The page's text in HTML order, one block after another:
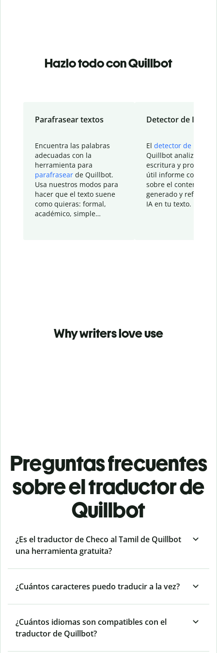
Hazlo todo con Quillbot
Parafrasear textos
Encuentra las palabras
adecuadas con la
herramienta para
parafrasear de Quillbot.
Usa nuestros modos para
hacer que el texto suene
como quieras: formal,
académico, simple…
Detector de IA
El detector de IA
Quillbot analiza tu
escritura y
útil informe con
sobre el contenido
generado y refinado
IA en tu texto.
Why writers love use
Preguntas frecuentes
sobre el traductor de
Quillbot
¿Es el traductor de Checo al Tamil de Quillbot
una herramienta gratuita?
¿Cuántos caracteres puedo traducir a la vez?
¿Cuántos idiomas son compatibles con el
traductor de Quillbot?